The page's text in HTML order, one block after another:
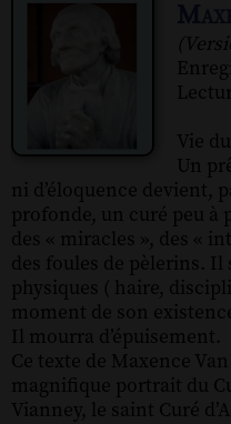
Vie
Un
ni d’éloquence devient,
profonde, un curé peu à
des « miracles », des «
des foules de pèlerins.
physiques ( haire,
moment de son
Il mourra d’épuisement.
Ce texte de Maxence
magnifique portrait du
Vianney, le saint Curé